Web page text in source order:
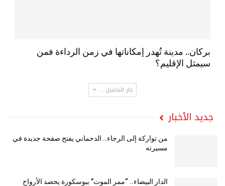
بركان.. مدينة تُهدر إمكاناتها في زمن الرداءة فمن
سيمثل الإقليم؟
جار التحميل ...
جديد الأخبار
من تواركة إلى الرجاء.. الدحماني يفتح صفحة جديدة في
مسيرته
الدار البيضاء.. “ممر الموت” ببوسكورة يحصد الأرواح